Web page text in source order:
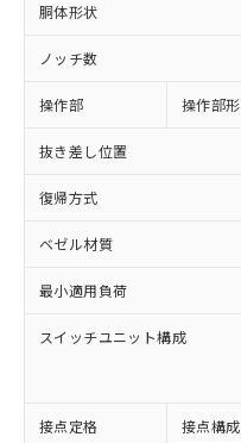
胴体形状
ノッチ数
操作部 操作部
抜き差し位置
復帰方式
ベゼル材質
最小適用負荷
スイッチユニット構成
接点定格 接点構成